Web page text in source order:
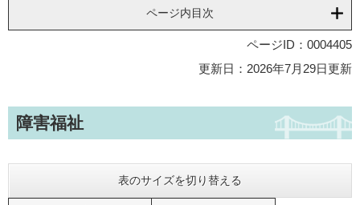
ページ内目次
ページID：0004405
更新日：2026年7月29日更新
障害福祉
表のサイズを切り替える